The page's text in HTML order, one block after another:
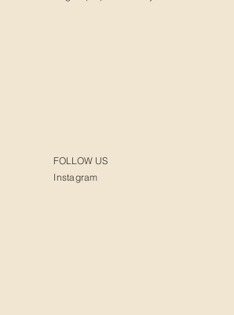
FOLLOW US
Instagram